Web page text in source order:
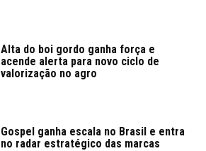
Alta do boi gordo ganha força e
acende alerta para novo ciclo de
valorização no agro
Gospel ganha escala no Brasil e entra
no radar estratégico das marcas